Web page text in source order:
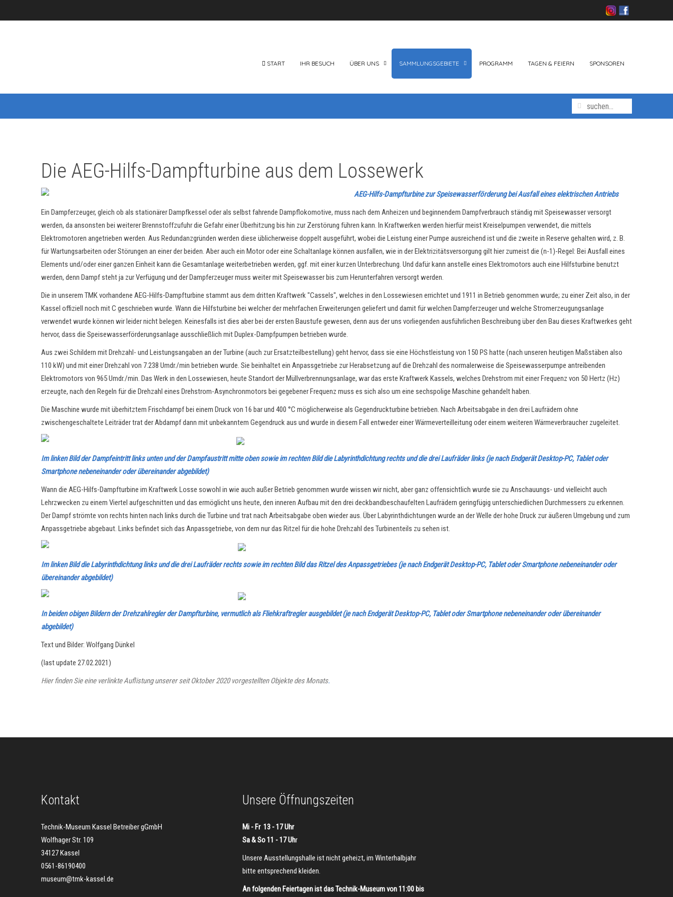
START IHR BESUCH ÜBER UNS SAMMLUNGSGEBIETE PROGRAMM TAGEN & FEIERN SPONSOREN
Die AEG-Hilfs-Dampfturbine aus dem Lossewerk
AEG-Hilfs-Dampfturbine zur Speisewasserförderung bei Ausfall eines elektrischen Antriebs
Ein Dampferzeuger, gleich ob als stationärer Dampfkessel oder als selbst fahrende Dampflokomotive, muss nach dem Anheizen und beginnendem Dampfverbrauch ständig mit Speisewasser versorgt
werden, da ansonsten bei weiterer Brennstoffzufuhr die Gefahr einer Überhitzung bis hin zur Zerstörung führen kann. In Kraftwerken werden hierfür meist Kreiselpumpen verwendet, die mittels
Elektromotoren angetrieben werden. Aus Redundanzgründen werden diese üblicherweise doppelt ausgeführt, wobei die Leistung einer Pumpe ausreichend ist und die zweite in Reserve gehalten wird, z. B.
für Wartungsarbeiten oder Störungen an einer der beiden. Aber auch ein Motor oder eine Schaltanlage können ausfallen, wie in der Elektrizitätsversorgung gilt hier zumeist die (n-1)-Regel: Bei Ausfall eines
Elements und/oder einer ganzen Einheit kann die Gesamtanlage weiterbetrieben werden, ggf. mit einer kurzen Unterbrechung. Und dafür kann anstelle eines Elektromotors auch eine Hilfsturbine benutzt
werden, denn Dampf steht ja zur Verfügung und der Dampferzeuger muss weiter mit Speisewasser bis zum Herunterfahren versorgt werden.
Die in unserem TMK vorhandene AEG-Hilfs-Dampfturbine stammt aus dem dritten Kraftwerk "Cassels", welches in den Lossewiesen errichtet und 1911 in Betrieb genommen wurde; zu einer Zeit also, in der
Kassel offiziell noch mit C geschrieben wurde. Wann die Hilfsturbine bei welcher der mehrfachen Erweiterungen geliefert und damit für welchen Dampferzeuger und welche Stromerzeugungsanlage
verwendet wurde können wir leider nicht belegen. Keinesfalls ist dies aber bei der ersten Baustufe gewesen, denn aus der uns vorliegenden ausführlichen Beschreibung über den Bau dieses Kraftwerkes geht
hervor, dass die Speisewasserförderungsanlage ausschließlich mit Duplex-Dampfpumpen betrieben wurde.
Aus zwei Schildern mit Drehzahl- und Leistungsangaben an der Turbine (auch zur Ersatzteilbestellung) geht hervor, dass sie eine Höchstleistung von 150 PS hatte (nach unseren heutigen Maßstäben also
110 kW) und mit einer Drehzahl von 7.238 Umdr./min betrieben wurde. Sie beinhaltet ein Anpassgetriebe zur Herabsetzung auf die Drehzahl des normalerweise die Speisewasserpumpe antreibenden
Elektromotors von 965 Umdr./min. Das Werk in den Lossewiesen, heute Standort der Müllverbrennungsanlage, war das erste Kraftwerk Kassels, welches Drehstrom mit einer Frequenz von 50 Hertz (Hz)
erzeugte, nach den Regeln für die Drehzahl eines Drehstrom-Asynchronmotors bei gegebener Frequenz muss es sich also um eine sechspolige Maschine gehandelt haben.
Die Maschine wurde mit überhitztem Frischdampf bei einem Druck von 16 bar und 400 °C möglicherweise als Gegendruckturbine betrieben. Nach Arbeitsabgabe in den drei Laufrädern ohne
zwischengeschaltete Leiträder trat der Abdampf dann mit unbekanntem Gegendruck aus und wurde in diesem Fall entweder einer Wärmeverteilleitung oder einem weiteren Wärmeverbraucher zugeleitet.
Im linken Bild der Dampfeintritt links unten und der Dampfaustritt mitte oben sowie im rechten Bild die Labyrinthdichtung rechts und die drei Laufräder links (je nach Endgerät Desktop-PC, Tablet oder
Smartphone nebeneinander oder übereinander abgebildet)
Wann die AEG-Hilfs-Dampfturbine im Kraftwerk Losse sowohl in wie auch außer Betrieb genommen wurde wissen wir nicht, aber ganz offensichtlich wurde sie zu Anschauungs- und vielleicht auch
Lehrzwecken zu einem Viertel aufgeschnitten und das ermöglicht uns heute, den inneren Aufbau mit den drei deckbandbeschaufelten Laufrädern geringfügig unterschiedlichen Durchmessers zu erkennen.
Der Dampf strömte von rechts hinten nach links durch die Turbine und trat nach Arbeitsabgabe oben wieder aus. Über Labyrinthdichtungen wurde an der Welle der hohe Druck zur äußeren Umgebung und zum
Anpassgetriebe abgebaut. Links befindet sich das Anpassgetriebe, von dem nur das Ritzel für die hohe Drehzahl des Turbinenteils zu sehen ist.
Im linken Bild die Labyrinthdichtung links und die drei Laufräder rechts sowie im rechten Bild das Ritzel des Anpassgetriebes (je nach Endgerät Desktop-PC, Tablet oder Smartphone nebeneinander oder
übereinander abgebildet)
In beiden obigen Bildern der Drehzahlregler der Dampfturbine, vermutlich als Fliehkraftregler ausgebildet(je nach Endgerät Desktop-PC, Tablet oder Smartphone nebeneinander oder übereinander
abgebildet)
Text und Bilder: Wolfgang Dünkel
(last update 27.02.2021)
Hier finden Sie eine verlinkte Auflistung unserer seit Oktober 2020 vorgestellten Objekte des Monats.
Kontakt
Technik-Museum Kassel Betreiber gGmbH
Wolfhager Str. 109
34127 Kassel
0561-86190400
museum@tmk-kassel.de
Unsere Öffnungszeiten
Mi - Fr 13 - 17 Uhr
Sa & So 11 - 17 Uhr
Unsere Ausstellungshalle ist nicht geheizt, im Winterhalbjahr
bitte entsprechend kleiden.
An folgenden Feiertagen ist das Technik-Museum von 11:00 bis